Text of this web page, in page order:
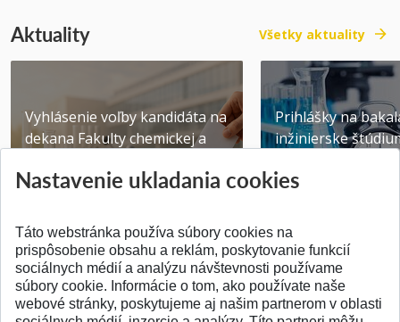
Aktuality Všetky aktuality
Vyhlásenie voľby kandidáta na
dekana Fakulty chemickej a
Publikované 31.07.2026
Prihlášky na
inžinierske
Publikované
SPÄŤ NA VRCH
Nastavenie ukladania cookies
Táto webstránka používa súbory cookies na
prispôsobenie obsahu a reklám, poskytovanie funkcií
sociálnych médií a analýzu návštevnosti používame
súbory cookie. Informácie o tom, ako používate naše
webové stránky, poskytujeme aj našim partnerom v oblasti